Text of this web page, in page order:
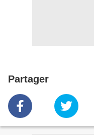
Partager